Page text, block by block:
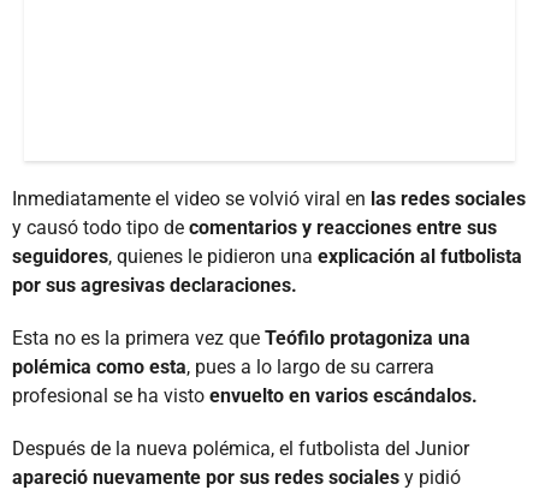
Inmediatamente el video se volvió viral en las redes sociales
y causó todo tipo de comentarios y reacciones entre sus
seguidores, quienes le pidieron una explicación al futbolista
por sus agresivas declaraciones.
Esta no es la primera vez que Teófilo protagoniza una
polémica como esta, pues a lo largo de su carrera
profesional se ha visto envuelto en varios escándalos.
Después de la nueva polémica, el futbolista del Junior
apareció nuevamente por sus redes sociales y pidió